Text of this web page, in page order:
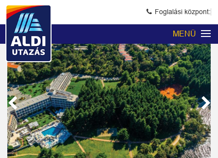
Foglalási központ:
MENÜ
Previous Next